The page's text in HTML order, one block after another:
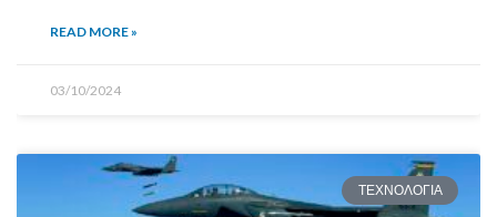
READ MORE »
03/10/2024
ΤΕΧΝΟΛΟΓΙΑ